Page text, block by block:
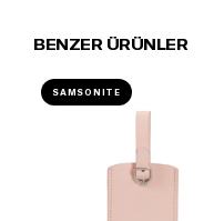
BENZER ÜRÜNLER
SAMSONITE